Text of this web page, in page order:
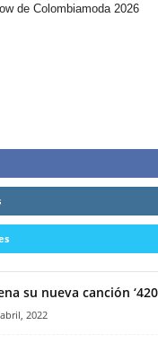
de Colombiamoda 2026
su nueva canción
2022